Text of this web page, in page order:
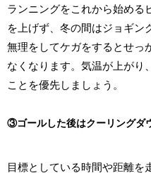
ランニングをこれから始める
を上げず、冬の間はジョギン
無理をしてケガをするとせっ
なくなります。気温が上がり
ことを優先しましょう。
③ゴールした後はクーリングダ
目標としている時間や距離を